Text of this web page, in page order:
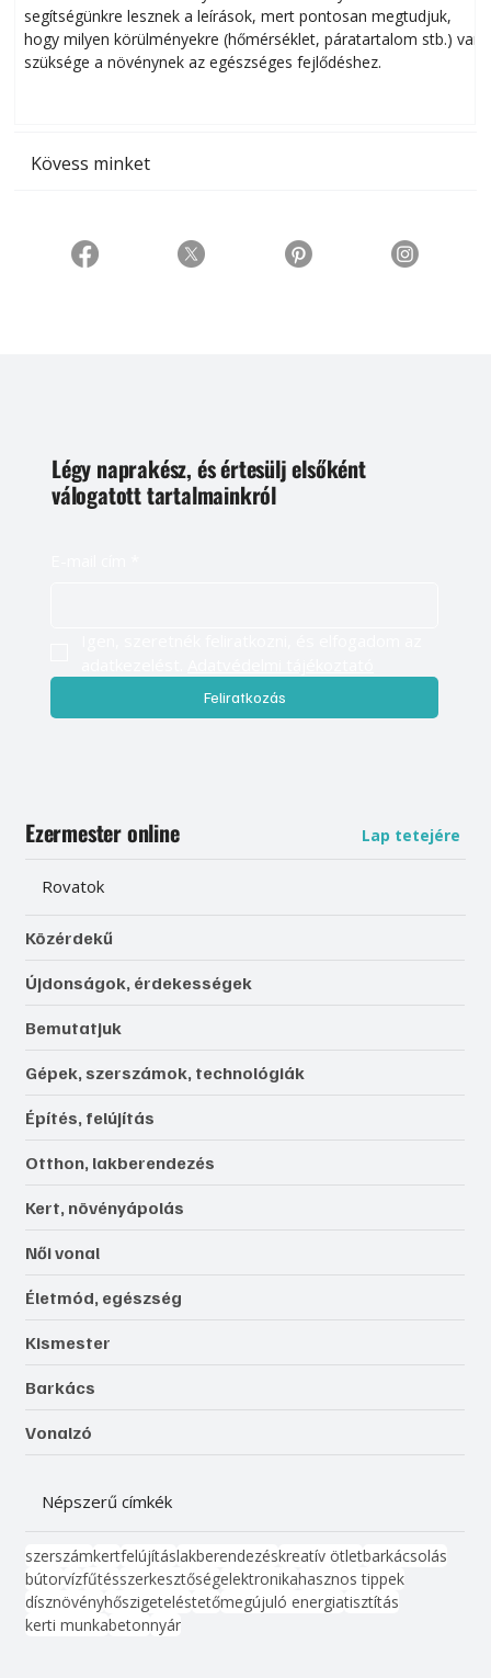
segítségünkre lesznek a leírások, mert pontosan megtudjuk,
hogy milyen körülményekre (hőmérséklet, páratartalom stb.) van
szüksége a növénynek az egészséges fejlődéshez.
Kövess minket
Légy naprakész, és értesülj elsőként
válogatott tartalmainkról
Feliratkozás
Ezermester online Lap tetejére
Rovatok
Közérdekű
Újdonságok, érdekességek
Bemutatjuk
Gépek, szerszámok, technológiák
Építés, felújítás
Otthon, lakberendezés
Kert, növényápolás
Női vonal
Életmód, egészség
Kismester
Barkács
Vonalzó
Népszerű címkék
szerszámkertfelújításlakberendezéskreatív ötletbarkácsolás
bútorvízfűtésszerkesztőségelektronikahasznos tippek
dísznövényhőszigeteléstetőmegújuló energiatisztítás
kerti munkabetonnyár